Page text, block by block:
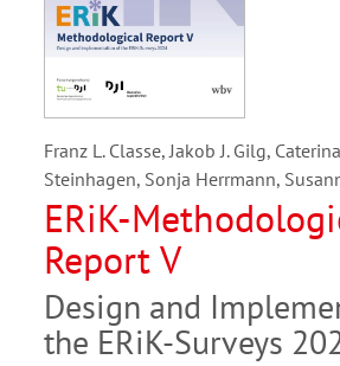
Franz L. Classe, Jakob J. Gilg,
Steinhagen, Sonja Herrmann,
ERiK-
Report V
Design and
the ERiK-Surveys